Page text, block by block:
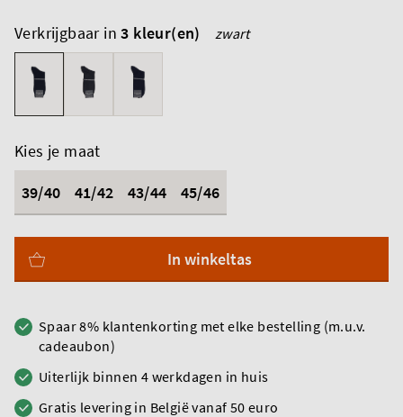
Verkrijgbaar in3 kleur(en) zwart
Kies je maat
39/40
41/42 43/44 45/46
In winkeltas
Spaar 8% klantenkorting met elke bestelling (m.u.v.
cadeaubon)
Uiterlijk binnen 4 werkdagen in huis
Gratis levering in België vanaf 50 euro